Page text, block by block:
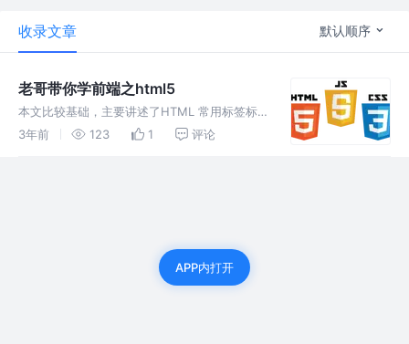
收录文章 默认顺序
老哥带你学前端之html5
本文比较基础，主要讲述了HTML 常用标签标
题标签，文本标签，列表标签，超链接标签等
3年前 123 1 评论
APP内打开